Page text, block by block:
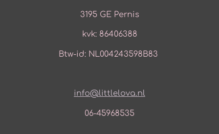
3195 GE Pernis
kvk: 86406388
Btw-id: NL004243598B83
info@littlelova.nl
06-45968535